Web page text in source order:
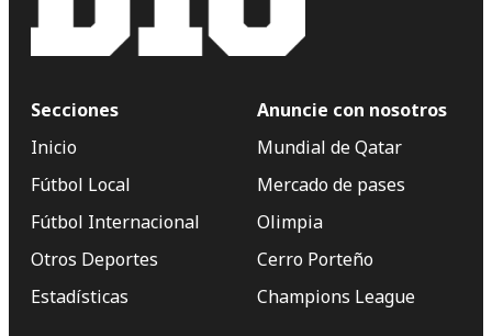
Secciones
Inicio
Fútbol Local
Fútbol Internacional
Otros Deportes
Estadísticas
Anuncie con nosotros
Mundial de Qatar
Mercado de pases
Olimpia
Cerro Porteño
Champions League